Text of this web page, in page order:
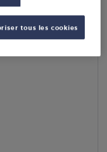
tous les cookies